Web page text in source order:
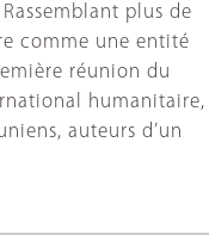
plus de
comme une entité
réunion du
humanitaire,
auteurs d’un